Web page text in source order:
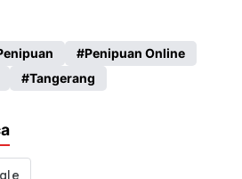
Penipuan Online
Tangerang